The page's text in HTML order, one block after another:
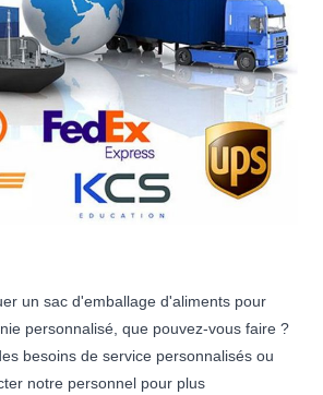
un sac d'emballage d'aliments pour
personnalisé, que pouvez-vous faire ?
besoins de service personnalisés ou
notre personnel pour plus